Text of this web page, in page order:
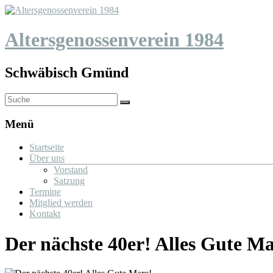
Altersgenossenverein 1984
Schwäbisch Gmünd
Menü
Startseite
Über uns
Vorstand
Satzung
Termine
Mitglied werden
Kontakt
Der nächste 40er! Alles Gute